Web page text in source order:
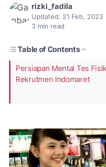
rizki_fadila
Updated: 21 Feb, 2023
3 min read
Table of Contents
Persiapan Mental Tes
Rekrutmen Indomaret